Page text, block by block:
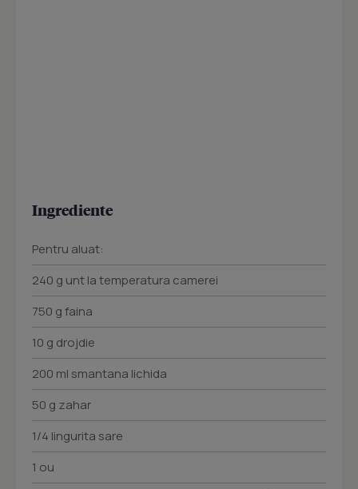
Ingrediente
Pentru aluat:
240 g unt la temperatura camerei
750 g faina
10 g drojdie
200 ml smantana lichida
50 g zahar
1/4 lingurita sare
1 ou